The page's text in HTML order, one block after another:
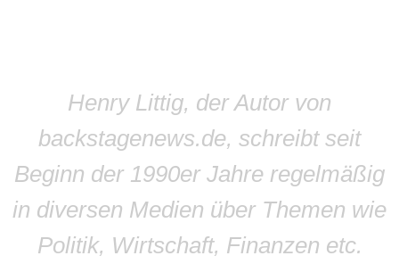
Henry Littig, der Autor von
backstagenews.de, schreibt seit
Beginn der 1990er Jahre regelmäßig
in diversen Medien über Themen wie
Politik, Wirtschaft, Finanzen etc.